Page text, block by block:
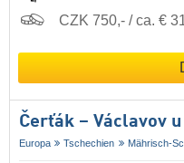
CZK 750,- / ca. €
Čerťák – Václavov
Europa Tschechien Mährisch-